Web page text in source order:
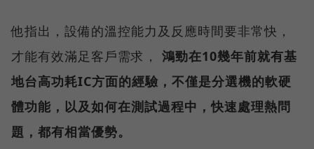
他指出，設備的溫控能力及反應時間要非常快，
才能有效滿足客戶需求， 鴻勁在10幾年前就有基
地台高功耗IC方面的經驗，不僅是分選機的軟硬
體功能，以及如何在測試過程中，快速處理熱問
題，都有相當優勢。